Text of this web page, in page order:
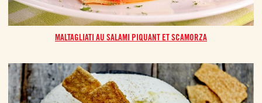
MALTAGLIATI AU SALAMI PIQUANT ET SCAMORZA